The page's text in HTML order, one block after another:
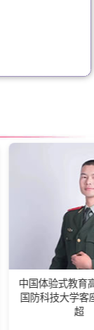
教育高级培训师-
大学客座教练王佰